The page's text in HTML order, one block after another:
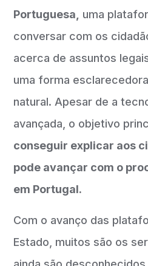
Portuguesa,
uma
conversar com os
acerca de assuntos
uma forma
natural. Apesar de a
avançada, o objetivo
conseguir explicar aos
pode avançar com o
em Portugal.
Com o avanço das
Estado, muitos são os